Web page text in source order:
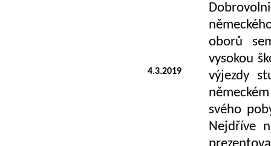
4.3.2019
oborů
vysokou
výjezdy
svého
Nejdříve